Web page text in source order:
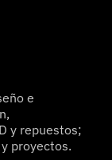
e
y repuestos;
proyectos.